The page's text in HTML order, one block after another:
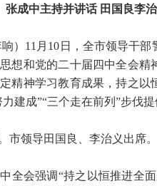
张成中主持并讲话 田国良李
响）11月10日，全市领导干
想和党的二十届四中全会
精神学习教育成果，持之
建成”“三个走在前列”步伐提
市领导田国良、李治义出席。
全会强调“持之以恒推进全